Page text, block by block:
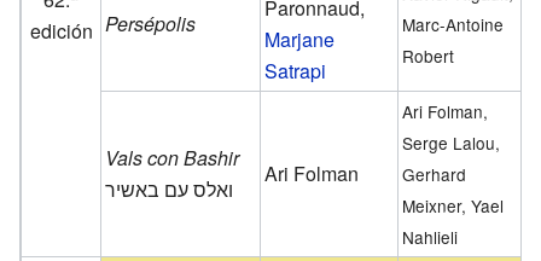
edición Persépolis
Paronnaud,
Marjane
Satrapi
Marc-Antoine
Robert
Vals con Bashir
ואלס עם באשיר
Ari Folman
Ari Folman,
Serge Lalou,
Gerhard
Meixner, Yael
Nahlieli